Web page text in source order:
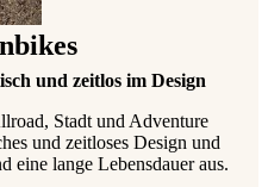
und zeitlos im Design
Stadt und Adventure
und zeitloses Design und
eine lange Lebensdauer aus.